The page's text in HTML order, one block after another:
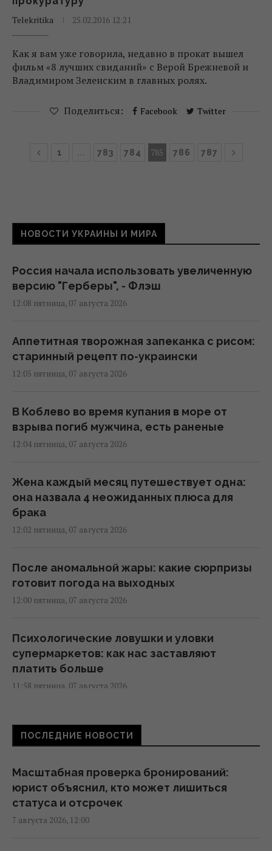
Telekritika
25.02.2016 12:21
Как я вам уже говорила, недавно в прокат вышел
фильм «8 лучших свиданий» с Верой Брежневой и
Владимиром Зеленским в главных ролях.
Поделиться: Facebook Twitter
1 … 783 784 785 786 787
НОВОСТИ УКРАИНЫ И МИРА
Россия начала использовать увеличенную
версию "Герберы", - Флэш
12:08 пятница, 07 августа 2026
Аппетитная творожная запеканка с рисом:
старинный рецепт по-украински
12:05 пятница, 07 августа 2026
В Коблево во время купания в море от
взрыва погиб мужчина, есть раненые
12:04 пятница, 07 августа 2026
Жена каждый месяц путешествует одна:
она назвала 4 неожиданных плюса для
брака
12:02 пятница, 07 августа 2026
После аномальной жары: какие сюрпризы
готовит погода на выходных
12:00 пятница, 07 августа 2026
Психологические ловушки и уловки
супермаркетов: как нас заставляют
платить больше
11:58 пятница, 07 августа 2026
79-летняя Ротару впервые за долгое время
показала, как она выглядит сейчас
Дебаты по Украине свидетельствуют, что
ЕС не готов принимать новых членов, - FT
11:46 пятница, 07 августа 2026
ПОСЛЕДНИЕ НОВОСТИ
Масштабная проверка бронирований:
юрист объяснил, кто может лишиться
статуса и отсрочек
7 августа 2026, 12:00